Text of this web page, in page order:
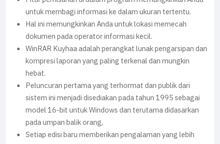
untuk membagi informasi ke dalam ukuran tertentu.
Hal ini memungkinkan Anda untuk lokasi memecah
dokumen pada operator informasi kecil.
WinRAR Kuyhaa adalah perangkat lunak pengarsipan dan
kompresi laporan yang paling terkenal dan mungkin
hebat.
Peluncuran pertama yang terhormat dan publik dari
sistem ini menjadi disediakan pada tahun 1995 sebagai
model 16-bit untuk Windows dan terutama didasarkan
pada umpan balik orang,
Setiap edisi baru memberikan pengalaman yang lebih